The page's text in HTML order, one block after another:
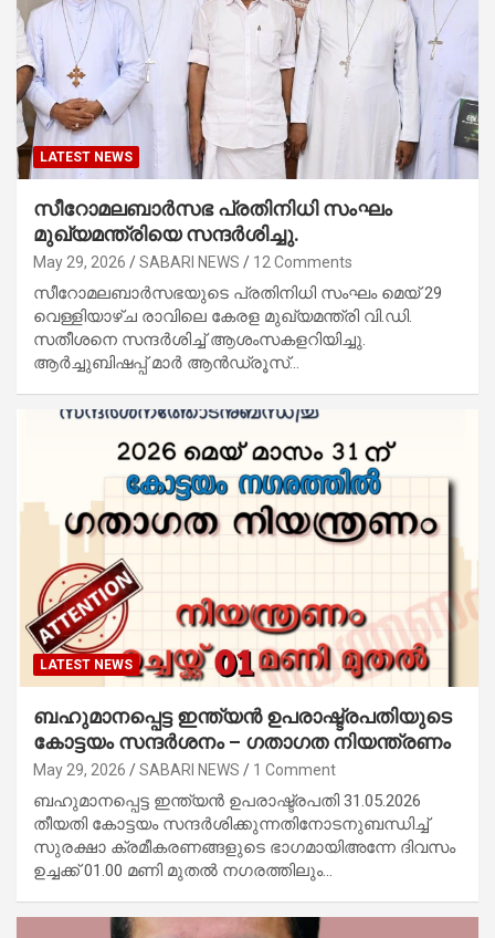
LATEST NEWS
സീറോമലബാർസഭ പ്രതിനിധി സംഘം
മുഖ്യമന്ത്രിയെ സന്ദർശിച്ചു.
May 29, 2026 SABARI NEWS 12 Comments
സീറോമലബാർസഭയുടെ പ്രതിനിധി സംഘം മെയ് 29
വെള്ളിയാഴ്ച രാവിലെ കേരള മുഖ്യമന്ത്രി വി.ഡി.
സതീശനെ സന്ദർശിച്ച് ആശംസകളറിയിച്ചു.
ആർച്ചുബിഷപ്പ് മാർ ആൻഡ്രൂസ്…
LATEST NEWS
ബഹുമാനപ്പെട്ട ഇന്ത്യൻ ഉപരാഷ്ട്രപതിയുടെ
കോട്ടയം സന്ദർശനം – ഗതാഗത നിയന്ത്രണം
May 29, 2026 SABARI NEWS 1 Comment
ബഹുമാനപ്പെട്ട ഇന്ത്യൻ ഉപരാഷ്ട്രപതി 31.05.2026
തീയതി കോട്ടയം സന്ദർശിക്കുന്നതിനോടനുബന്ധിച്ച്
സുരക്ഷാ ക്രമീകരണങ്ങളുടെ ഭാഗമായിഅന്നേ ദിവസം
ഉച്ചക്ക് 01.00 മണി മുതൽ നഗരത്തിലും…